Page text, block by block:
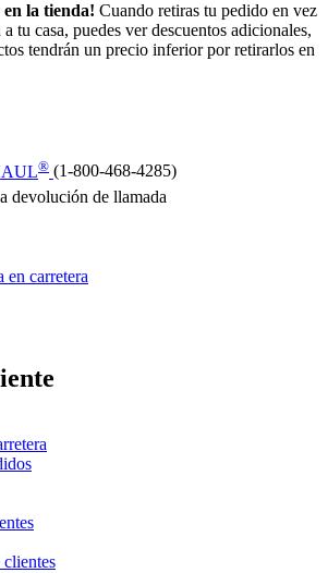
la tienda! Cuando retiras tu pedido en vez
tu casa, puedes ver descuentos adicionales,
tendrán un precio inferior por retirarlos en
® (1-800-468-4285)
devolución de llamada
en carretera
clientes